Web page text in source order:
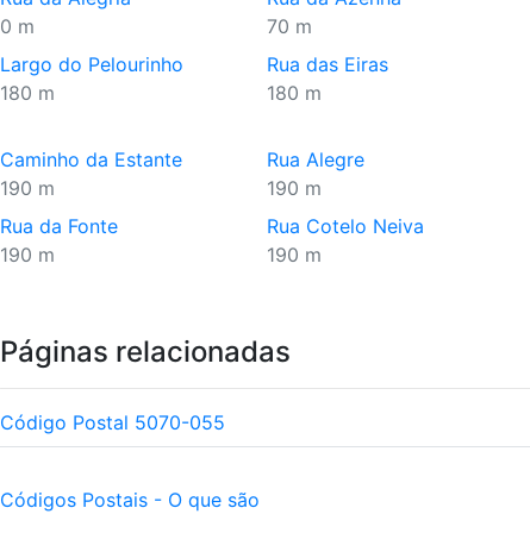
0 m
70 m
Largo do Pelourinho
180 m
Rua das Eiras
180 m
Caminho da Estante
190 m
Rua Alegre
190 m
Rua da Fonte
190 m
Rua Cotelo Neiva
190 m
Páginas relacionadas
Código Postal 5070-055
Códigos Postais - O que são